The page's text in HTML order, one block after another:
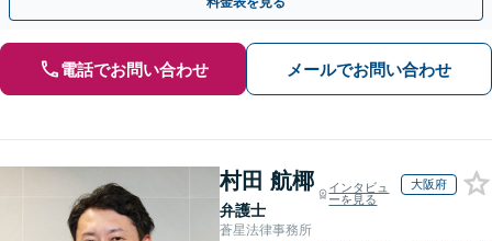
電話でお問い合わせ メールでお問い合わせ
村田 航椰
弁護士
インタビュ
ーを見る
大阪府
蒼星法律事務所